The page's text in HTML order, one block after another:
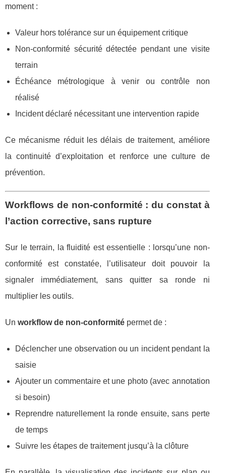
moment :
Valeur hors tolérance sur un équipement critique
Non-conformité sécurité détectée pendant une visite
terrain
Échéance métrologique à venir ou contrôle non
réalisé
Incident déclaré nécessitant une intervention rapide
Ce mécanisme réduit les délais de traitement, améliore
la continuité d’exploitation et renforce une culture de
prévention.
Workflows de non-conformité : du constat à
l’action corrective, sans rupture
Sur le terrain, la fluidité est essentielle : lorsqu’une non-
conformité est constatée, l’utilisateur doit pouvoir la
signaler immédiatement, sans quitter sa ronde ni
multiplier les outils.
Un workflow de non-conformité permet de :
Déclencher une observation ou un incident pendant la
saisie
Ajouter un commentaire et une photo (avec annotation
si besoin)
Reprendre naturellement la ronde ensuite, sans perte
de temps
Suivre les étapes de traitement jusqu’à la clôture